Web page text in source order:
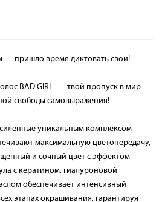
— пришло время диктовать свои!
BAD GIRL — твой пропуск в мир
свободы самовыражения!
уникальным комплексом
максимальную цветопередачу,
и сочный цвет с эффектом
с кератином, гиалуроновой
обеспечивает интенсивный
этапах окрашивания, гарантируя